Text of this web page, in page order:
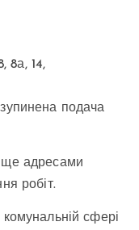
8а, 14,
подача
адресами
робіт.
сфері